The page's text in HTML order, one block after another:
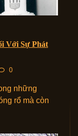
Với Sự Phát
0
những
rổ mà còn